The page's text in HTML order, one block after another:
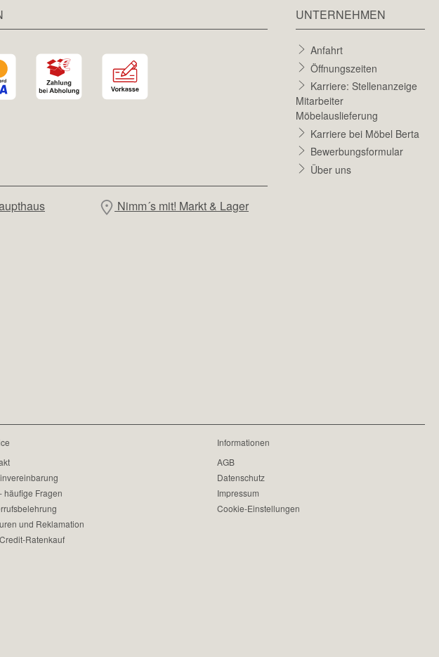
Nimm´s mit! Markt & Lager
UNTERNEHMEN
Anfahrt
Öffnungszeiten
Karriere: Stellenanzeige
Mitarbeiter
Möbelauslieferung
Karriere bei Möbel Berta
Bewerbungsformular
Über uns
häufige Fragen
und Reklamation
Ratenkauf
Informationen
AGB
Datenschutz
Impressum
Cookie-Einstellungen